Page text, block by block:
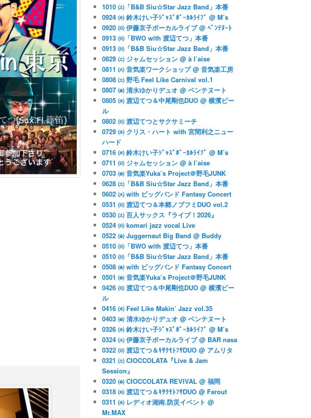
1010 ㈯「B&B Siu☆Star Jazz Band」本番
0924 ㈭ 鈴木けい子ｼﾞｬｽﾞﾎﾞｰｶﾙﾗｲﾌﾞ @ M’s
0920 ㈰ 伊藤京子ボーカルライブ @ ﾍﾞﾝﾃﾇｰﾄ
0913 ㈰「BWO with 渡辺てつ」本番
0913 ㈰「B&B Siu☆Star Jazz Band」本番
0829 ㈯ ジャムセッション @ à l’aise
0811 ㈫ 音気楽ワークショップ @ 音気楽工房
0808 ㈯ 野毛 Feel Like Carnival vol.1
0807 ㈮ 清水ゆかりデュオ @ ベンテヌート
0805 ㈬ 渡辺てつ＆中尾剛也DUO @ 横濱ビー
ル
0802 ㈰ 渡辺てつとサクサミーチ
0729 ㈬ クリス・ハート with 宮間利之ニュー
ハード
0716 ㈭ 鈴木けい子ｼﾞｬｽﾞﾎﾞｰｶﾙﾗｲﾌﾞ @ M’s
0711 ㈰ ジャムセッション @ à l’aise
0703 ㈮ 音気楽Yuka’s Project＠野毛JUNK
0628 ㈯「B&B Siu☆Star Jazz Band」本番
0602 ㈫ with ビッグバンド Fantasy Concert
0531 ㈰ 渡辺てつ＆本郷ノブフミDUO vol.2
0530 ㈯ 百人サックス『ライブ！2026』
0524 ㈰ komari jazz vocal Live
0522 ㈮ Juggernaut Big Band @ Buddy
0510 ㈰「BWO with 渡辺てつ」本番
0510 ㈰「B&B Siu☆Star Jazz Band」本番
0508 ㈮ with ビッグバンド Fantasy Concert
0501 ㈮ 音気楽Yuka’s Project＠野毛JUNK
0426 ㈰ 渡辺てつ＆中尾剛也DUO @ 横濱ビー
ル
0416 ㈭ Feel Like Makin’ Jazz vol.35
0403 ㈮ 清水ゆかりデュオ @ ベンテヌート
0326 ㈭ 鈴木けい子ｼﾞｬｽﾞﾎﾞｰｶﾙﾗｲﾌﾞ @ M’s
0324 ㈫ 伊藤京子ボーカルライブ @ BAR nasa
0322 ㈰ 渡辺てつ＆ｷｻｸﾓﾄﾌｻDUO @ アムリタ
0321 ㈯ CIOCCOLATA『Live & Jam
Session』
0320 ㈮ CIOCCOLATA REVIVAL @ 福岡
0318 ㈬ 渡辺てつ＆ｷｻｸﾓﾄﾌｻDUO @ Farout
0311 ㈬ レディオ湘南.防災イベント @
Mr.MAX